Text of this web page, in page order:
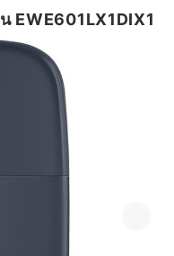
EWE601LX1DIX1